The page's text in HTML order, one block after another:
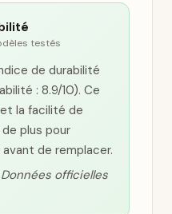
testés
de durabilité
: 8.9/10). Ce
la facilité de
plus pour
de remplacer.
officielles